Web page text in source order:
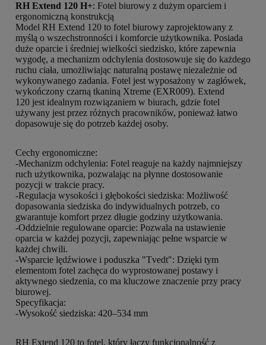
RH Extend 120 H+: Fotel biurowy z dużym oparciem i
ergonomiczną konstrukcją
Model RH Extend 120 to fotel biurowy zaprojektowany z
myślą o wszechstronności i komforcie użytkownika. Posiada
duże oparcie i średniej wielkości siedzisko, które zapewnia
wygodę, a mechanizm odchylenia dostosowuje się do każdego
ruchu ciała, umożliwiając naturalną postawę niezależnie od
wykonywanego zadania. Fotel jest wyposażony w zagłówek,
wykończony czarną tkaniną Xtreme (EXR009). Extend
120 jest idealnym rozwiązaniem w biurach, gdzie fotel
używany jest przez różnych pracowników, ponieważ łatwo
dopasowuje się do potrzeb każdej osoby.
Cechy ergonomiczne:
-Mechanizm odchylenia: Fotel reaguje na każdy najmniejszy
ruch użytkownika, pozwalając na płynne dostosowanie
pozycji w trakcie pracy.
-Regulacja wysokości i głębokości siedziska: Możliwość
dopasowania siedziska do indywidualnych potrzeb, co
gwarantuje komfort przez długie godziny użytkowania.
-Oddzielnie regulowane oparcie: Pozwala na ustawienie
oparcia w każdej pozycji, zapewniając pełne wsparcie w
każdej chwili.
-Wsparcie lędźwiowe i poduszka "Tvedt": Dzięki tym
elementom fotel zachęca do wyprostowanej postawy i
aktywnego siedzenia, co ma kluczowe znaczenie przy pracy
biurowej.
Specyfikacja:
-Wysokość siedziska: 420–534 mm
RH Extend 120 to fotel, który łączy funkcjonalność z